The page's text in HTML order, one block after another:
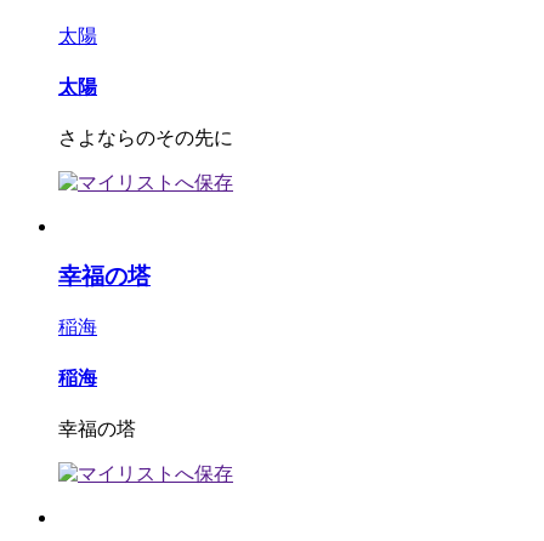
太陽
太陽
さよならのその先に
幸福の塔
稲海
稲海
幸福の塔